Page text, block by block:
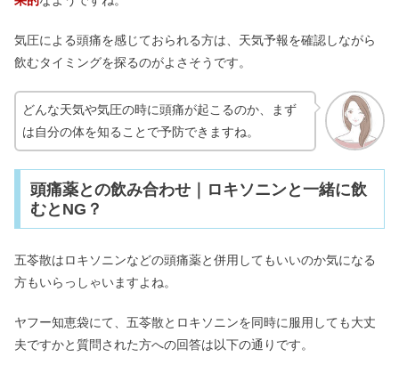
気圧による頭痛を感じておられる方は、天気予報を確認しながら
飲むタイミングを探るのがよさそうです。
どんな天気や気圧の時に頭痛が起こるのか、まず
は自分の体を知ることで予防できますね。
頭痛薬との飲み合わせ｜ロキソニンと一緒に飲
むとNG？
五苓散はロキソニンなどの頭痛薬と併用してもいいのか気になる
方もいらっしゃいますよね。
ヤフー知恵袋にて、五苓散とロキソニンを同時に服用しても大丈
夫ですかと質問された方への回答は以下の通りです。